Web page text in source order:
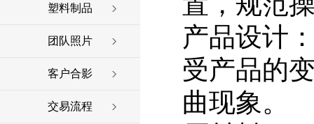
塑料制品
团队照片
客户合影
交易流程
产品设计
受产品的
曲现象。